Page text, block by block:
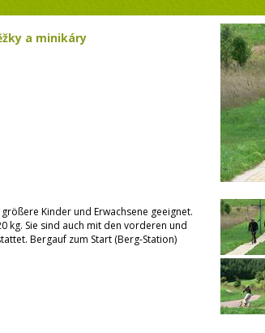
a minikáry
Kinder und Erwachsene geeignet.
kg. Sie sind auch mit den vorderen und
Bergauf zum Start (Berg-Station)